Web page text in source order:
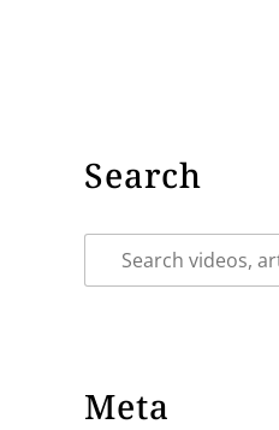
Search
Meta